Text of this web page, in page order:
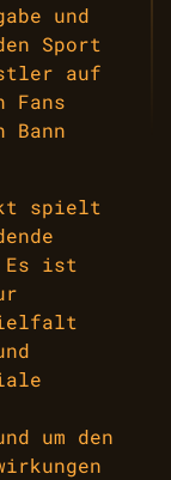
und
Sport
auf
Fans
Bann
spielt
Es ist
um den